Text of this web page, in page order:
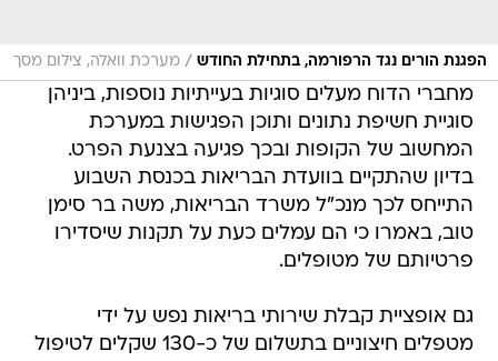
הפגנת הורים נגד הרפורמה, בתחילת החודש / מערכת וואלה, צילום מסך
מחברי הדוח מעלים סוגיות בעייתיות נוספות, ביניהן
סוגיית חשיפת נתונים ותוכן הפגישות במערכת
המחשוב של הקופות ובכך פגיעה בצנעת הפרט.
בדיון שהתקיים בוועדת הבריאות בכנסת השבוע
התייחס לכך מנכ"ל משרד הבריאות, משה בר סימן
טוב, באמרו כי הם עמלים כעת על תקנות שיסדירו
פרטיותם של מטופלים.
גם אופציית קבלת שירותי בריאות נפש על ידי
מטפלים חיצוניים בתשלום של כ-130 שקלים לטיפול